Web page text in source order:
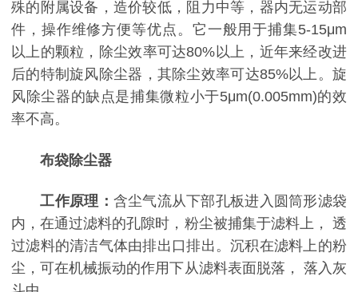
殊的附属设备，造价较低，阻力中等，器内无运动部
件，操作维修方便等优点。它一般用于捕集5-15μm
以上的颗粒，除尘效率可达80%以上，近年来经改进
后的特制旋风除尘器，其除尘效率可达85%以上。旋
风除尘器的缺点是捕集微粒小于5μm(0.005mm)的效
率不高。
布袋除尘器
工作原理： 含尘气流从下部孔板进入圆筒形滤袋
内，在通过滤料的孔隙时，粉尘被捕集于滤料上， 透
过滤料的清洁气体由排出口排出。沉积在滤料上的粉
尘，可在机械振动的作用下从滤料表面脱落， 落入灰